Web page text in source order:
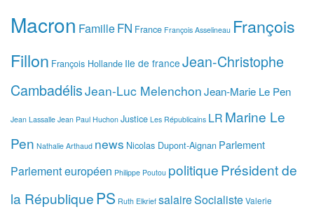
Macron FamilleFN France François Asselineau François
Fillon François Hollande Ile de france Jean-Christophe
CambadélisJean-Luc MelenchonJean-Marie Le Pen
Jean Lassalle Jean Paul Huchon Justice Les Républicains LR Marine Le
Pen Nathalie Arthaud news Nicolas Dupont-Aignan Parlement
Parlement européen Philippe Poutou politiquePrésident de
la République PS Ruth Elkrief salaireSocialisteValerie